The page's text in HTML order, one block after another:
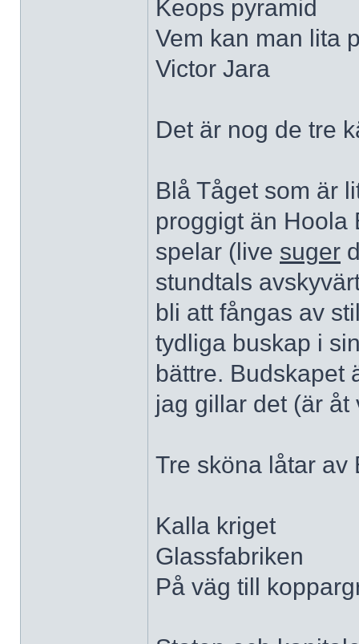
Keops pyramid
Vem kan man lita
Victor Jara
Det är nog de tre
Blå Tåget som är
proggigt än Hoola
spelar (live suger
stundtals
bli att fångas av
tydliga buskap i
bättre. Budskapet
jag gillar det (är åt
Tre sköna låtar av
Kalla kriget
Glassfabriken
På väg till